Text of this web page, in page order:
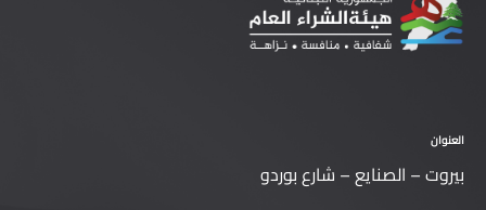
العنوان
بيروت – الصنايع – شارع بوردو